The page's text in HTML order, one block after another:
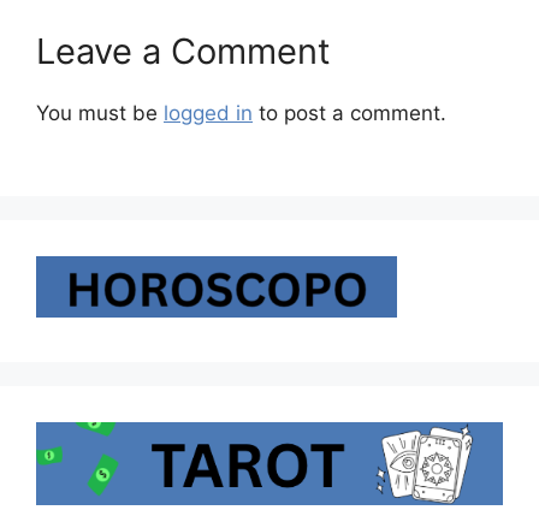
Leave a Comment
You must be logged in to post a comment.